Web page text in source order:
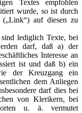
Textes empfohlen
wurde, so ist durch
(„Link“) auf diesen zu
lediglich Texte, bei
darf, daß a) der
Interesse an
ist und daß b) ein
der Kreuzgang ein
dem Anliegen
darf dies bei
von Klerikern, bei
u. ä. vermutet